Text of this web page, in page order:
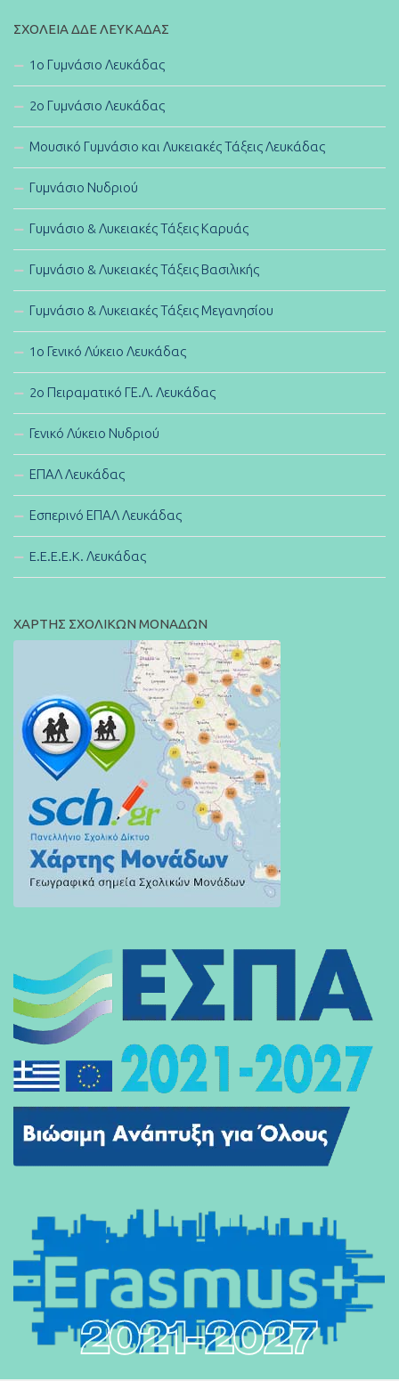
ΣΧΟΛΕΊΑ ΔΔΕ ΛΕΥΚΆΔΑΣ
1ο Γυμνάσιο Λευκάδας
2ο Γυμνάσιο Λευκάδας
Μουσικό Γυμνάσιο και Λυκειακές Τάξεις Λευκάδας
Γυμνάσιο Νυδριού
Γυμνάσιο & Λυκειακές Τάξεις Καρυάς
Γυμνάσιο & Λυκειακές Τάξεις Βασιλικής
Γυμνάσιο & Λυκειακές Τάξεις Μεγανησίου
1ο Γενικό Λύκειο Λευκάδας
2ο Πειραματικό ΓΕ.Λ. Λευκάδας
Γενικό Λύκειο Νυδριού
ΕΠΑΛ Λευκάδας
Εσπερινό ΕΠΑΛ Λευκάδας
E.E.E.E.K. Λευκάδας
ΧΑΡΤΗΣ ΣΧΟΛΙΚΩΝ ΜΟΝΑΔΩΝ